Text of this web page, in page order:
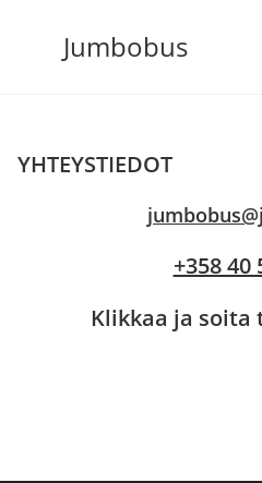
sisältöön
Jumbobus
YHTEYSTIEDOT
+358 40
Klikkaa ja